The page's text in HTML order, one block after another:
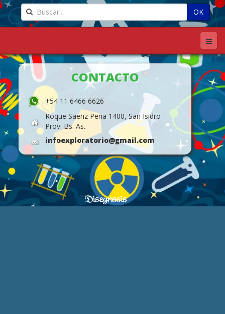
OK
CONTACTO
+54 11 6466 6626
Roque Saenz Peña 1400, San Isidro -
Prov. Bs. As.
infoexploratorio@gmail.com